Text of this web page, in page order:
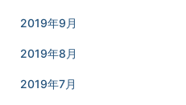
2019年9月
2019年8月
2019年7月